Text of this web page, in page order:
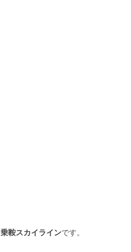
乗鞍スカイラインです。